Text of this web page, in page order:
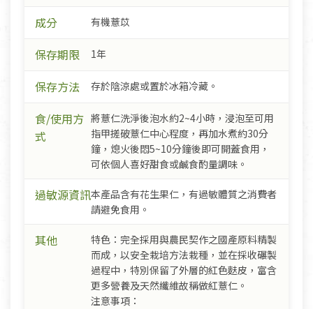
成分 有機薏苡
保存期限 1年
保存方法 存於陰涼處或置於冰箱冷藏。
食/使用方
式
將薏仁洗淨後泡水約2~4小時，浸泡至可用
指甲搓破薏仁中心程度，再加水煮約30分
鐘，熄火後悶5~10分鐘後即可開蓋食用，
可依個人喜好甜食或鹹食酌量調味。
過敏源資訊本產品含有花生果仁，有過敏體質之消費者
請避免食用。
其他
特色：完全採用與農民契作之國產原料精製
而成，以安全栽培方法栽種，並在採收碾製
過程中，特別保留了外層的紅色麩皮，富含
更多營養及天然纖維故稱做紅薏仁。
注意事項：